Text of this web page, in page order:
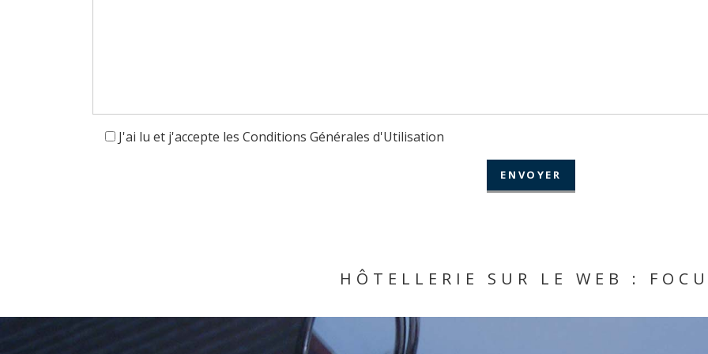
J'ai lu et j'accepte les Conditions Générales d'Utilisation
HÔTELLERIE SUR LE WEB :